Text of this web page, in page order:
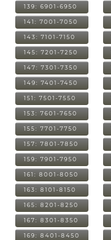
139: 6901-6950
141: 7001-7050
143: 7101-7150
145: 7201-7250
147: 7301-7350
149: 7401-7450
151: 7501-7550
153: 7601-7650
155: 7701-7750
157: 7801-7850
159: 7901-7950
161: 8001-8050
163: 8101-8150
165: 8201-8250
167: 8301-8350
169: 8401-8450